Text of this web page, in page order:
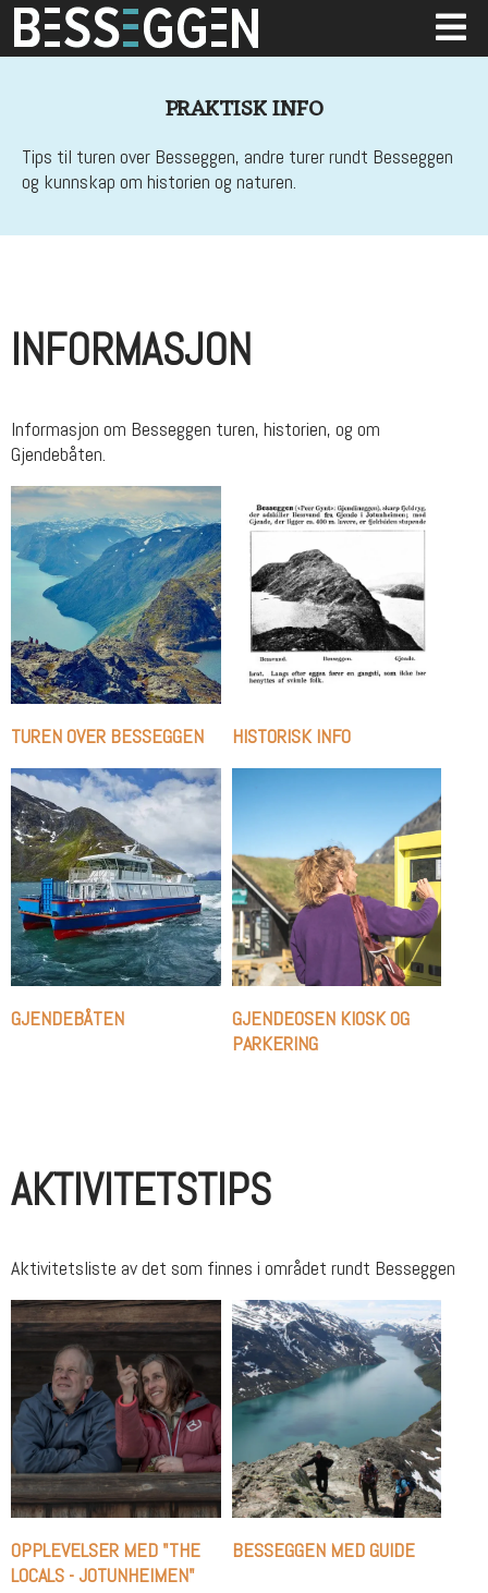
PRAKTISK INFO
Tips til turen over Besseggen, andre turer rundt Besseggen
og kunnskap om historien og naturen.
INFORMASJON
Informasjon om Besseggen turen, historien, og om
Gjendebåten.
TUREN OVER BESSEGGEN HISTORISK INFO
GJENDEBÅTEN
GJENDEOSEN KIOSK OG
PARKERING
AKTIVITETSTIPS
Aktivitetsliste av det som finnes i området rundt Besseggen
OPPLEVELSER MED "THE
LOCALS - JOTUNHEIMEN"
BESSEGGEN MED GUIDE